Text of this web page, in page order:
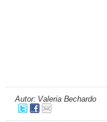
Autor: Valeria Bechardo